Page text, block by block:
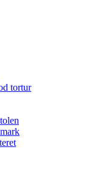
tortur